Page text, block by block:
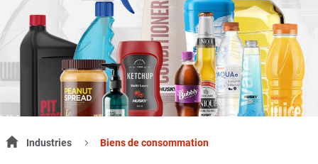
Industries Biens de consommation